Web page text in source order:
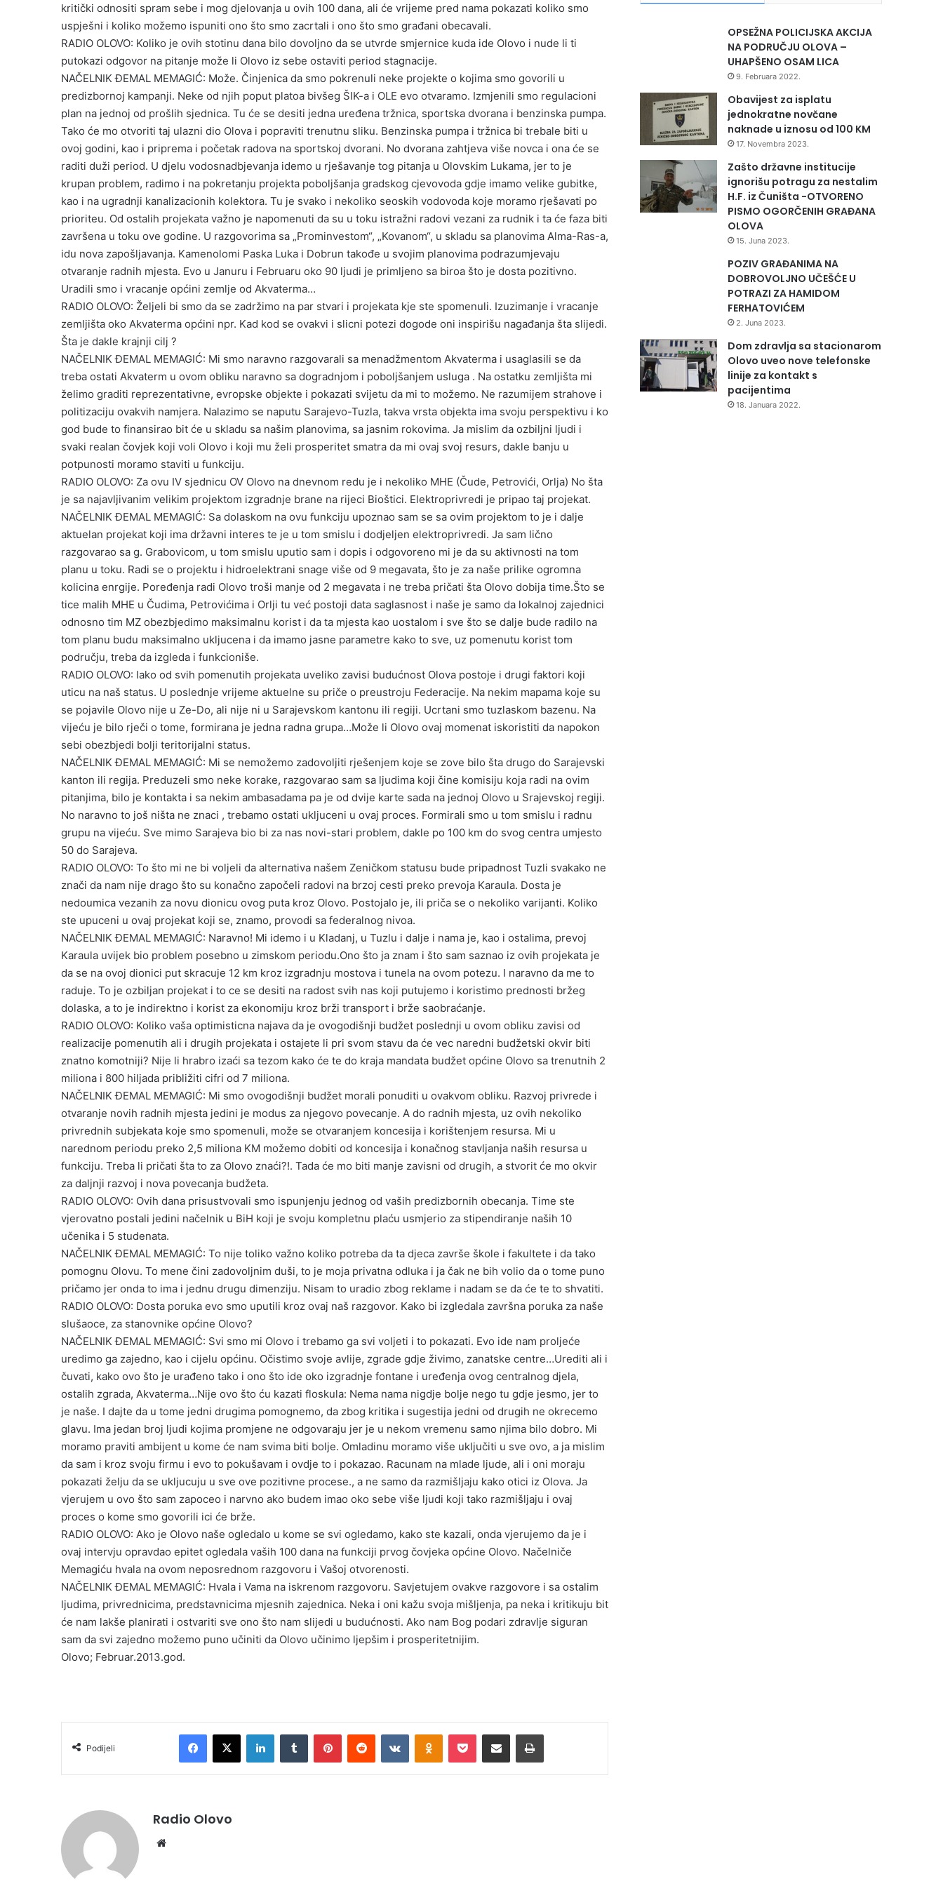
kritički odnositi spram sebe i mog djelovanja u ovih 100 dana, ali će vrijeme pred nama pokazati koliko smo
uspješni i koliko možemo ispuniti ono što smo zacrtali i ono što smo građani obecavali.
RADIO OLOVO: Koliko je ovih stotinu dana bilo dovoljno da se utvrde smjernice kuda ide Olovo i nude li ti
putokazi odgovor na pitanje može li Olovo iz sebe ostaviti period stagnacije.
NAČELNIK ĐEMAL MEMAGIĆ: Može. Činjenica da smo pokrenuli neke projekte o kojima smo govorili u
predizbornoj kampanji. Neke od njih poput platoa bivšeg ŠIK-a i OLE evo otvaramo. Izmjenili smo regulacioni
plan na jednoj od prošlih sjednica. Tu će se desiti jedna uređena tržnica, sportska dvorana i benzinska pumpa.
Tako će mo otvoriti taj ulazni dio Olova i popraviti trenutnu sliku. Benzinska pumpa i tržnica bi trebale biti u
ovoj godini, kao i priprema i početak radova na sportskoj dvorani. No dvorana zahtjeva više novca i ona će se
raditi duži period. U djelu vodosnadbjevanja idemo u rješavanje tog pitanja u Olovskim Lukama, jer to je
krupan problem, radimo i na pokretanju projekta poboljšanja gradskog cjevovoda gdje imamo velike gubitke,
kao i na ugradnji kanalizacionih kolektora. Tu je svako i nekoliko seoskih vodovoda koje moramo rješavati po
prioriteu. Od ostalih projekata važno je napomenuti da su u toku istražni radovi vezani za rudnik i ta će faza biti
završena u toku ove godine. U razgovorima sa „Prominvestom“, „Kovanom“, u skladu sa planovima Alma-Ras-a,
idu nova zapošljavanja. Kamenolomi Paska Luka i Dobrun takođe u svojim planovima podrazumjevaju
otvaranje radnih mjesta. Evo u Januru i Februaru oko 90 ljudi je primljeno sa biroa što je dosta pozitivno.
Uradili smo i vracanje općini zemlje od Akvaterma…
RADIO OLOVO: Željeli bi smo da se zadržimo na par stvari i projekata kje ste spomenuli. Izuzimanje i vracanje
zemljišta oko Akvaterma općini npr. Kad kod se ovakvi i slicni potezi dogode oni inspirišu nagađanja šta slijedi.
Šta je dakle krajnji cilj ?
NAČELNIK ĐEMAL MEMAGIĆ: Mi smo naravno razgovarali sa menadžmentom Akvaterma i usaglasili se da
treba ostati Akvaterm u ovom obliku naravno sa dogradnjom i poboljšanjem usluga . Na ostatku zemljišta mi
želimo graditi reprezentativne, evropske objekte i pokazati svijetu da mi to možemo. Ne razumijem strahove i
politizaciju ovakvih namjera. Nalazimo se naputu Sarajevo-Tuzla, takva vrsta objekta ima svoju perspektivu i ko
god bude to finansirao bit će u skladu sa našim planovima, sa jasnim rokovima. Ja mislim da ozbiljni ljudi i
svaki realan čovjek koji voli Olovo i koji mu želi prosperitet smatra da mi ovaj svoj resurs, dakle banju u
potpunosti moramo staviti u funkciju.
RADIO OLOVO: Za ovu IV sjednicu OV Olovo na dnevnom redu je i nekoliko MHE (Čude, Petrovići, Orlja) No šta
je sa najavljivanim velikim projektom izgradnje brane na rijeci Bioštici. Elektroprivredi je pripao taj projekat.
NAČELNIK ĐEMAL MEMAGIĆ: Sa dolaskom na ovu funkciju upoznao sam se sa ovim projektom to je i dalje
aktuelan projekat koji ima državni interes te je u tom smislu i dodjeljen elektroprivredi. Ja sam lično
razgovarao sa g. Grabovicom, u tom smislu uputio sam i dopis i odgovoreno mi je da su aktivnosti na tom
planu u toku. Radi se o projektu i hidroelektrani snage više od 9 megavata, što je za naše prilike ogromna
kolicina enrgije. Poređenja radi Olovo troši manje od 2 megavata i ne treba pričati šta Olovo dobija time.Što se
tice malih MHE u Čudima, Petrovićima i Orlji tu već postoji data saglasnost i naše je samo da lokalnoj zajednici
odnosno tim MZ obezbjedimo maksimalnu korist i da ta mjesta kao uostalom i sve što se dalje bude radilo na
tom planu budu maksimalno ukljucena i da imamo jasne parametre kako to sve, uz pomenutu korist tom
području, treba da izgleda i funkcioniše.
RADIO OLOVO: Iako od svih pomenutih projekata uveliko zavisi budućnost Olova postoje i drugi faktori koji
uticu na naš status. U poslednje vrijeme aktuelne su priče o preustroju Federacije. Na nekim mapama koje su
se pojavile Olovo nije u Ze-Do, ali nije ni u Sarajevskom kantonu ili regiji. Ucrtani smo tuzlaskom bazenu. Na
vijeću je bilo rječi o tome, formirana je jedna radna grupa…Može li Olovo ovaj momenat iskoristiti da napokon
sebi obezbjedi bolji teritorijalni status.
NAČELNIK ĐEMAL MEMAGIĆ: Mi se nemožemo zadovoljiti rješenjem koje se zove bilo šta drugo do Sarajevski
kanton ili regija. Preduzeli smo neke korake, razgovarao sam sa ljudima koji čine komisiju koja radi na ovim
pitanjima, bilo je kontakta i sa nekim ambasadama pa je od dvije karte sada na jednoj Olovo u Srajevskoj regiji.
No naravno to još ništa ne znaci , trebamo ostati ukljuceni u ovaj proces. Formirali smo u tom smislu i radnu
grupu na vijeću. Sve mimo Sarajeva bio bi za nas novi-stari problem, dakle po 100 km do svog centra umjesto
50 do Sarajeva.
RADIO OLOVO: To što mi ne bi voljeli da alternativa našem Zeničkom statusu bude pripadnost Tuzli svakako ne
znači da nam nije drago što su konačno započeli radovi na brzoj cesti preko prevoja Karaula. Dosta je
nedoumica vezanih za novu dionicu ovog puta kroz Olovo. Postojalo je, ili priča se o nekoliko varijanti. Koliko
ste upuceni u ovaj projekat koji se, znamo, provodi sa federalnog nivoa.
NAČELNIK ĐEMAL MEMAGIĆ: Naravno! Mi idemo i u Kladanj, u Tuzlu i dalje i nama je, kao i ostalima, prevoj
Karaula uvijek bio problem posebno u zimskom periodu.Ono što ja znam i što sam saznao iz ovih projekata je
da se na ovoj dionici put skracuje 12 km kroz izgradnju mostova i tunela na ovom potezu. I naravno da me to
raduje. To je ozbiljan projekat i to ce se desiti na radost svih nas koji putujemo i koristimo prednosti bržeg
dolaska, a to je indirektno i korist za ekonomiju kroz brži transport i brže saobraćanje.
RADIO OLOVO: Koliko vaša optimisticna najava da je ovogodišnji budžet poslednji u ovom obliku zavisi od
realizacije pomenutih ali i drugih projekata i ostajete li pri svom stavu da će vec naredni budžetski okvir biti
znatno komotniji? Nije li hrabro izaći sa tezom kako će te do kraja mandata budžet općine Olovo sa trenutnih 2
miliona i 800 hiljada približiti cifri od 7 miliona.
NAČELNIK ĐEMAL MEMAGIĆ: Mi smo ovogodišnji budžet morali ponuditi u ovakvom obliku. Razvoj privrede i
otvaranje novih radnih mjesta jedini je modus za njegovo povecanje. A do radnih mjesta, uz ovih nekoliko
privrednih subjekata koje smo spomenuli, može se otvaranjem koncesija i korištenjem resursa. Mi u
narednom periodu preko 2,5 miliona KM možemo dobiti od koncesija i konačnog stavljanja naših resursa u
funkciju. Treba li pričati šta to za Olovo znaći?!. Tada će mo biti manje zavisni od drugih, a stvorit će mo okvir
za daljnji razvoj i nova povecanja budžeta.
RADIO OLOVO: Ovih dana prisustvovali smo ispunjenju jednog od vaših predizbornih obecanja. Time ste
vjerovatno postali jedini načelnik u BiH koji je svoju kompletnu plaću usmjerio za stipendiranje naših 10
učenika i 5 studenata.
NAČELNIK ĐEMAL MEMAGIĆ: To nije toliko važno koliko potreba da ta djeca završe škole i fakultete i da tako
pomognu Olovu. To mene čini zadovoljnim duši, to je moja privatna odluka i ja čak ne bih volio da o tome puno
pričamo jer onda to ima i jednu drugu dimenziju. Nisam to uradio zbog reklame i nadam se da će te to shvatiti.
RADIO OLOVO: Dosta poruka evo smo uputili kroz ovaj naš razgovor. Kako bi izgledala završna poruka za naše
slušaoce, za stanovnike općine Olovo?
NAČELNIK ĐEMAL MEMAGIĆ: Svi smo mi Olovo i trebamo ga svi voljeti i to pokazati. Evo ide nam proljeće
uredimo ga zajedno, kao i cijelu općinu. Očistimo svoje avlije, zgrade gdje živimo, zanatske centre…Urediti ali i
čuvati, kako ovo što je urađeno tako i ono što ide oko izgradnje fontane i uređenja ovog centralnog djela,
ostalih zgrada, Akvaterma…Nije ovo što ću kazati floskula: Nema nama nigdje bolje nego tu gdje jesmo, jer to
je naše. I dajte da u tome jedni drugima pomognemo, da zbog kritika i sugestija jedni od drugih ne okrecemo
glavu. Ima jedan broj ljudi kojima promjene ne odgovaraju jer je u nekom vremenu samo njima bilo dobro. Mi
moramo praviti ambijent u kome će nam svima biti bolje. Omladinu moramo više uključiti u sve ovo, a ja mislim
da sam i kroz svoju firmu i evo to pokušavam i ovdje to i pokazao. Racunam na mlade ljude, ali i oni moraju
pokazati želju da se ukljucuju u sve ove pozitivne procese., a ne samo da razmišljaju kako otici iz Olova. Ja
vjerujem u ovo što sam zapoceo i narvno ako budem imao oko sebe više ljudi koji tako razmišljaju i ovaj
proces o kome smo govorili ici će brže.
RADIO OLOVO: Ako je Olovo naše ogledalo u kome se svi ogledamo, kako ste kazali, onda vjerujemo da je i
ovaj intervju opravdao epitet ogledala vaših 100 dana na funkciji prvog čovjeka općine Olovo. Načelniče
Memagiću hvala na ovom neposrednom razgovoru i Vašoj otvorenosti.
NAČELNIK ĐEMAL MEMAGIĆ: Hvala i Vama na iskrenom razgovoru. Savjetujem ovakve razgovore i sa ostalim
ljudima, privrednicima, predstavnicima mjesnih zajednica. Neka i oni kažu svoja mišljenja, pa neka i kritikuju bit
će nam lakše planirati i ostvariti sve ono što nam slijedi u budućnosti. Ako nam Bog podari zdravlje siguran
sam da svi zajedno možemo puno učiniti da Olovo učinimo ljepšim i prosperitetnijim.
Olovo; Februar.2013.god.
Podijeli
Radio Olovo
OPSEŽNA POLICIJSKA AKCIJA
NA PODRUČJU OLOVA –
UHAPŠENO OSAM LICA
9. Februara 2022.
Obavijest za isplatu
jednokratne novčane
naknade u iznosu od 100 KM
17. Novembra 2023.
Zašto državne institucije
ignorišu potragu za nestalim
H.F. iz Čuništa -OTVORENO
PISMO OGORČENIH GRAĐANA
OLOVA
15. Juna 2023.
POZIV GRAĐANIMA NA
DOBROVOLJNO UČEŠĆE U
POTRAZI ZA HAMIDOM
FERHATOVIĆEM
2. Juna 2023.
Dom zdravlja sa stacionarom
Olovo uveo nove telefonske
linije za kontakt s
pacijentima
18. Januara 2022.